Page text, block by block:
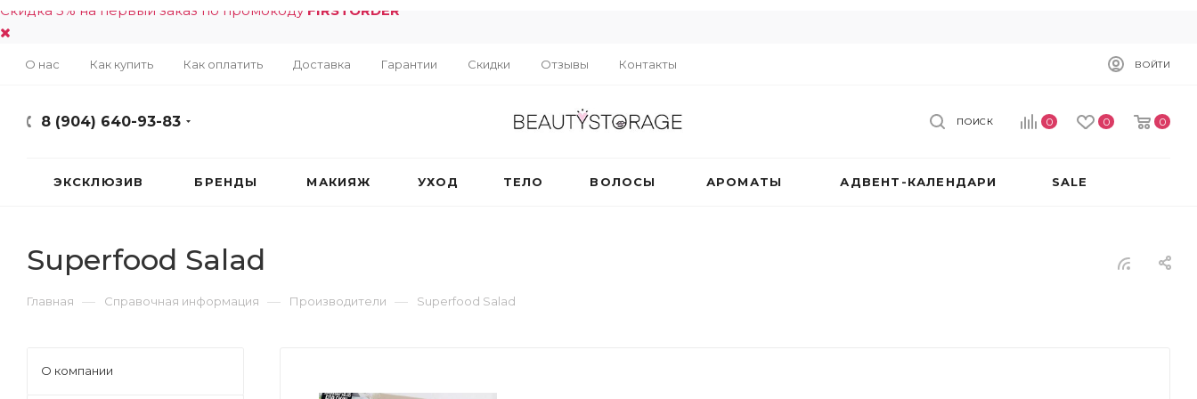
Скидка 5% на первый заказ по промокоду FIRSTORDER
О нас Как купить Как оплатить Доставка Гарантии Скидки Отзывы Контакты ВОЙТИ
8 (904) 640-93-83 0 0 0
ПОИСК
ЭКСКЛЮЗИВ БРЕНДЫ МАКИЯЖ УХОД ТЕЛО ВОЛОСЫ АРОМАТЫ АДВЕНТ-КАЛЕНДАРИ SALE
Superfood Salad
Главная — Справочная информация — Производители — Superfood Salad
О компании